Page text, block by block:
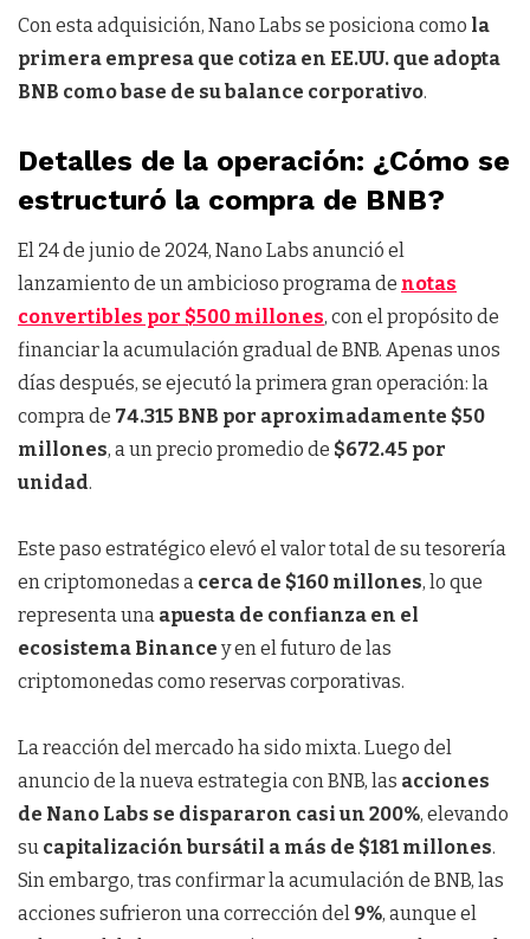
Con esta adquisición, Nano Labs se posiciona como la
primera empresa que cotiza en EE.UU. que adopta
BNB como base de su balance corporativo.
Detalles de la operación: ¿Cómo se
estructuró la compra de BNB?
El 24 de junio de 2024, Nano Labs anunció el
lanzamiento de un ambicioso programa de notas
convertibles por $500 millones, con el propósito de
financiar la acumulación gradual de BNB. Apenas unos
días después, se ejecutó la primera gran operación: la
compra de 74.315 BNB por aproximadamente $50
millones, a un precio promedio de $672.45 por
unidad.
Este paso estratégico elevó el valor total de su tesorería
en criptomonedas a cerca de $160 millones, lo que
representa una apuesta de confianza en el
ecosistema Binance y en el futuro de las
criptomonedas como reservas corporativas.
La reacción del mercado ha sido mixta. Luego del
anuncio de la nueva estrategia con BNB, las acciones
de Nano Labs se dispararon casi un 200%, elevando
su capitalización bursátil a más de $181 millones.
Sin embargo, tras confirmar la acumulación de BNB, las
acciones sufrieron una corrección del 9%, aunque el